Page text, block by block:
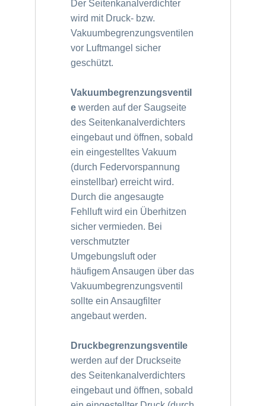
Der Seitenkanalverdichter
wird mit Druck- bzw.
Vakuumbegrenzungsventilen
vor Luftmangel sicher
geschützt.
Vakuumbegrenzungsventil
e werden auf der Saugseite
des Seitenkanalverdichters
eingebaut und öffnen, sobald
ein eingestelltes Vakuum
(durch Federvorspannung
einstellbar) erreicht wird.
Durch die angesaugte
Fehlluft wird ein Überhitzen
sicher vermieden. Bei
verschmutzter
Umgebungsluft oder
häufigem Ansaugen über das
Vakuumbegrenzungsventil
sollte ein Ansaugfilter
angebaut werden.
Druckbegrenzungsventile
werden auf der Druckseite
des Seitenkanalverdichters
eingebaut und öffnen, sobald